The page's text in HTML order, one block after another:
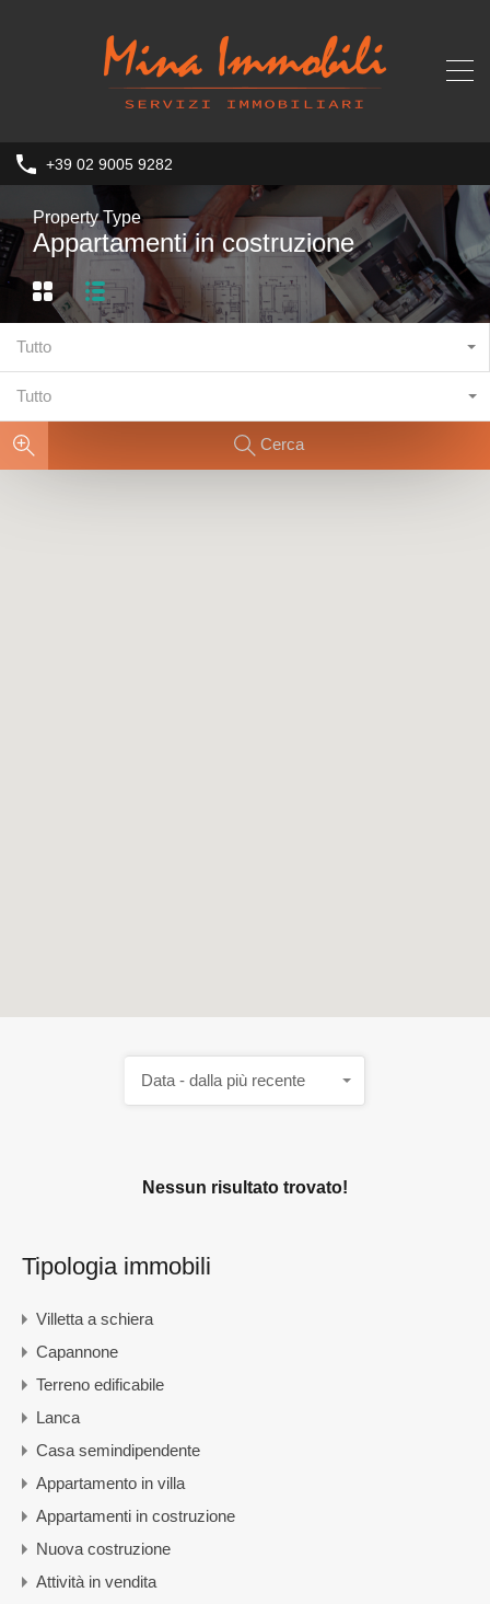
+39 02 9005 9282
Property Type
Appartamenti in costruzione
Tutto
Tutto
Cerca
Data - dalla più recente
Nessun risultato trovato!
Tipologia immobili
Villetta a schiera
Capannone
Terreno edificabile
Lanca
Casa semindipendente
Appartamento in villa
Appartamenti in costruzione
Nuova costruzione
Attività in vendita